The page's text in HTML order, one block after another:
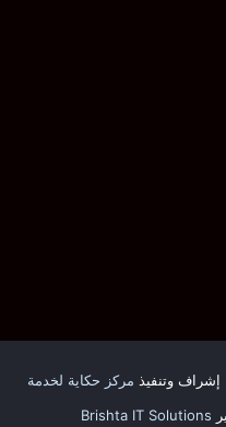
| إشراف وتنفيذ مركز حكاية لخدمة
Brishta IT Solutions